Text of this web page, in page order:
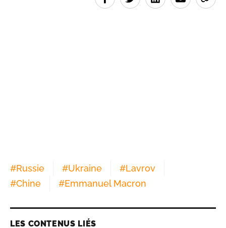
#Russie #Ukraine #Lavrov
#Chine #Emmanuel Macron
LES CONTENUS LIÉS